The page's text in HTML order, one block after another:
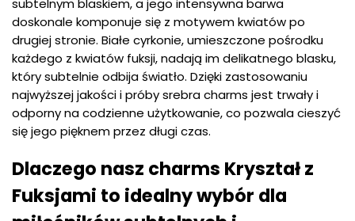
subtelnym blaskiem, a jego intensywna barwa
doskonale komponuje się z motywem kwiatów po
drugiej stronie. Białe cyrkonie, umieszczone pośrodku
każdego z kwiatów fuksji, nadają im delikatnego blasku,
który subtelnie odbija światło. Dzięki zastosowaniu
najwyższej jakości i próby srebra charms jest trwały i
odporny na codzienne użytkowanie, co pozwala cieszyć
się jego pięknem przez długi czas.
Dlaczego nasz charms Kryształ z
Fuksjami to idealny wybór dla